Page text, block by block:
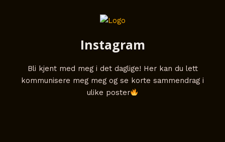
Instagram
Bli kjent med meg i det daglige! Her kan du lett
kommunisere meg meg og se korte sammendrag i
ulike poster